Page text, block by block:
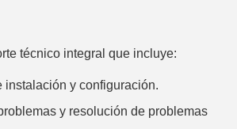
técnico integral que incluye:
instalación y configuración.
y resolución de problemas